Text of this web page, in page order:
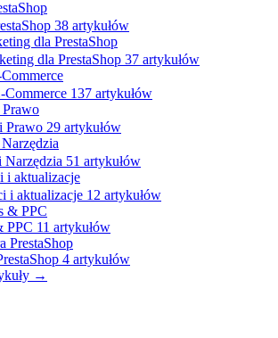
38 artykułów
dla PrestaShop 37 artykułów
Commerce 137 artykułów
Prawo 29 artykułów
Narzędzia 51 artykułów
i aktualizacje 12 artykułów
PPC 11 artykułów
4 artykułów
→